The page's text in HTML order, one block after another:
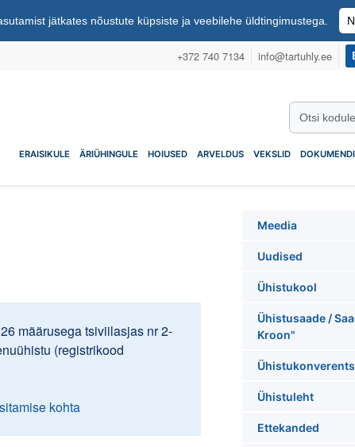
jätkates nõustute küpsiste ja veebilehe üldtingimustega.
+372 740 7134 info@tartuhly.ee
ERAISIKULE ÄRIÜHINGULE HOIUSED ARVELDUS VEKSLID
määrusega tsiviilasjas nr 2-
(registrikood
kohta
Meedia
Uudised
Ühistukool
Ühistusaade /
Kroon"
Ühistuleht
Ettekanded